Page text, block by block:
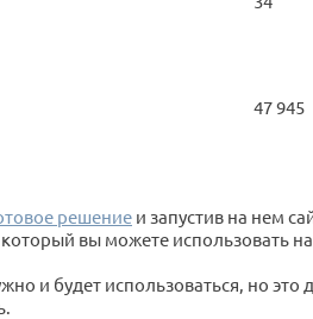
47 945
решение и запустив на нем
вы можете использовать
и будет использоваться, но